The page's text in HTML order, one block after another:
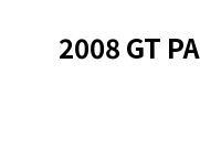
2008 GT